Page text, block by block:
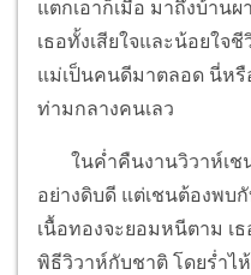
แตกเอาก็เมื่อ มาถึงบ้าน
เธอทั้งเสียใจและน้อยใจ
แม่เป็นคนดีมาตลอด นี่ห
ท่ามกลางคนเลว
ในค่ำคืนงานวิวาห์เชน
อย่างดิบดี แต่เชนต้องพบ
เนื้อทองจะยอมหนีตาม เ
พิธีวิวาห์กับชาติ โดยร่ำไ